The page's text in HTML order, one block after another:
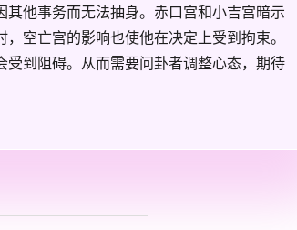
他事务而无法抽身。赤口宫和小吉宫暗示
空亡宫的影响也使他在决定上受到拘束。
到阻碍。从而需要问卦者调整心态，期待